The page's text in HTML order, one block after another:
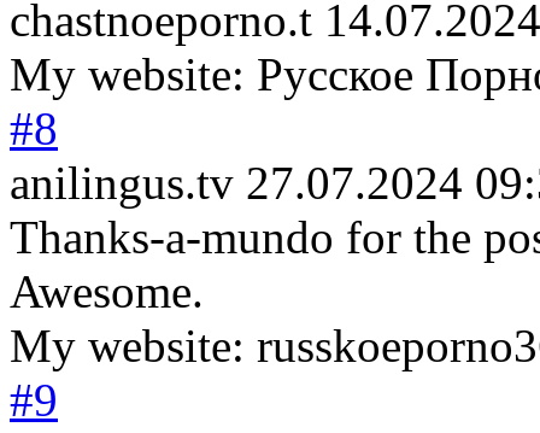
chastnoeporno.t
My website: Русское
#8
anilingus.tv 27.07.2024
Thanks-a-mundo for the
Awesome.
My website:
#9